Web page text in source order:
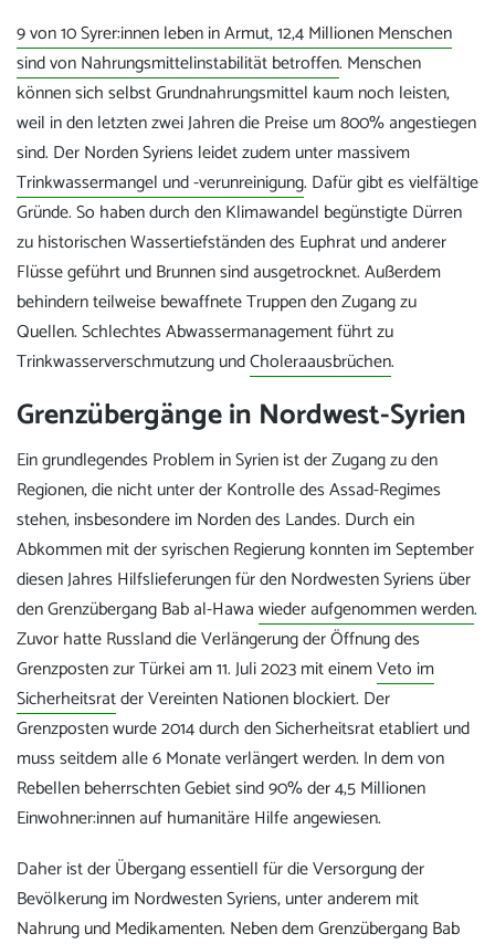
9 von 10 Syrer:innen leben in Armut, 12,4 Millionen Menschen
sind von Nahrungsmittelinstabilität betroffen. Menschen
können sich selbst Grundnahrungsmittel kaum noch leisten,
weil in den letzten zwei Jahren die Preise um 800% angestiegen
sind. Der Norden Syriens leidet zudem unter massivem
Trinkwassermangel und -verunreinigung. Dafür gibt es vielfältige
Gründe. So haben durch den Klimawandel begünstigte Dürren
zu historischen Wassertiefständen des Euphrat und anderer
Flüsse geführt und Brunnen sind ausgetrocknet. Außerdem
behindern teilweise bewaffnete Truppen den Zugang zu
Quellen. Schlechtes Abwassermanagement führt zu
Trinkwasserverschmutzung undCholeraausbrüchen.
Grenzübergänge in Nordwest-Syrien
Ein grundlegendes Problem in Syrien ist der Zugang zu den
Regionen, die nicht unter der Kontrolle des Assad-Regimes
stehen, insbesondere im Norden des Landes. Durch ein
Abkommen mit der syrischen Regierung konnten im September
diesen Jahres Hilfslieferungen für den Nordwesten Syriens über
den Grenzübergang Bab al-Hawawieder aufgenommen werden.
Zuvor hatte Russland die Verlängerung der Öffnung des
Grenzposten zur Türkei am 11. Juli 2023 mit einemVeto im
Sicherheitsratder Vereinten Nationen blockiert. Der
Grenzposten wurde 2014 durch den Sicherheitsrat etabliert und
muss seitdem alle 6 Monate verlängert werden. In dem von
Rebellen beherrschten Gebiet sind 90% der 4,5 Millionen
Einwohner:innen auf humanitäre Hilfe angewiesen.
Daher ist der Übergang essentiell für die Versorgung der
Bevölkerung im Nordwesten Syriens, unter anderem mit
Nahrung und Medikamenten. Neben dem Grenzübergang Bab